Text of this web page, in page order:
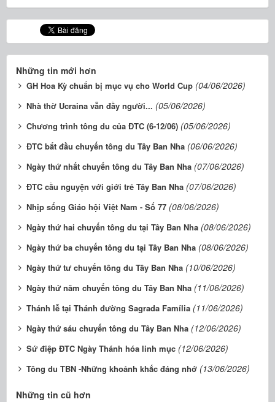
Những tin mới hơn
GH Hoa Kỳ chuẩn bị mục vụ cho World Cup (04/06/2026)
Nhà thờ Ucraina vẫn đầy người... (05/06/2026)
Chương trình tông du của ĐTC (6-12/06) (05/06/2026)
ĐTC bắt đầu chuyến tông du Tây Ban Nha (06/06/2026)
Ngày thứ nhất chuyến tông du Tây Ban Nha (07/06/2026)
ĐTC cầu nguyện với giới trẻ Tây Ban Nha (07/06/2026)
Nhịp sống Giáo hội Việt Nam - Số 77 (08/06/2026)
Ngày thứ hai chuyến tông du tại Tây Ban Nha (08/06/2026)
Ngày thứ ba chuyến tông du tại Tây Ban Nha (08/06/2026)
Ngày thứ tư chuyến tông du Tây Ban Nha (10/06/2026)
Ngày thứ năm chuyến tông du Tây Ban Nha (11/06/2026)
Thánh lễ tại Thánh đường Sagrada Família (11/06/2026)
Ngày thứ sáu chuyến tông du Tây Ban Nha (12/06/2026)
Sứ điệp ĐTC Ngày Thánh hóa linh mục (12/06/2026)
Tông du TBN -Những khoảnh khắc đáng nhớ (13/06/2026)
Những tin cũ hơn